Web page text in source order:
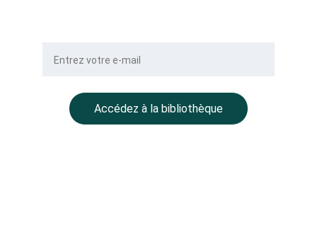
Accédez à la bibliothèque